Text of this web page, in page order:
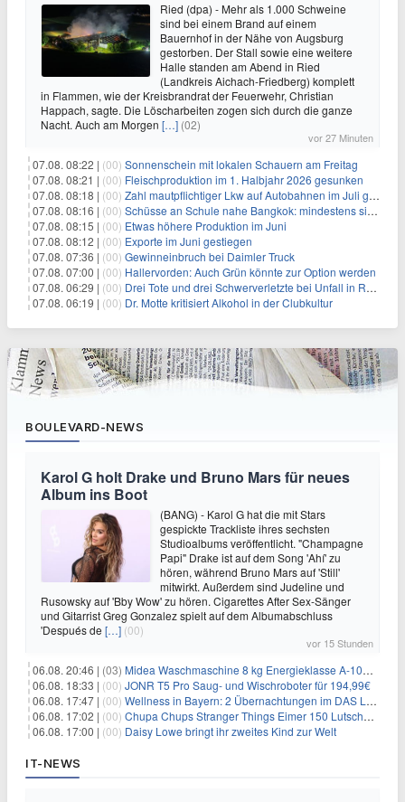
Ried (dpa) - Mehr als 1.000 Schweine
sind bei einem Brand auf einem
Bauernhof in der Nähe von Augsburg
gestorben. Der Stall sowie eine weitere
Halle standen am Abend in Ried
(Landkreis Aichach-Friedberg) komplett
in Flammen, wie der Kreisbrandrat der Feuerwehr, Christian
Happach, sagte. Die Löscharbeiten zogen sich durch die ganze
Nacht. Auch am Morgen […] (02)
vor 27 Minuten
07.08. 08:22 | (00) Sonnenschein mit lokalen Schauern am Freitag
07.08. 08:21 | (00) Fleischproduktion im 1. Halbjahr 2026 gesunken
07.08. 08:18 | (00) Zahl mautpflichtiger Lkw auf Autobahnen im Juli gestiegen
07.08. 08:16 | (00) Schüsse an Schule nahe Bangkok: mindestens sieben Tote
07.08. 08:15 | (00) Etwas höhere Produktion im Juni
07.08. 08:12 | (00) Exporte im Juni gestiegen
07.08. 07:36 | (00) Gewinneinbruch bei Daimler Truck
07.08. 07:00 | (00) Hallervorden: Auch Grün könnte zur Option werden
07.08. 06:29 | (00) Drei Tote und drei Schwerverletzte bei Unfall in Rheinland-Pfalz
07.08. 06:19 | (00) Dr. Motte kritisiert Alkohol in der Clubkultur
BOULEVARD-NEWS
Karol G holt Drake und Bruno Mars für neues
Album ins Boot
(BANG) - Karol G hat die mit Stars
gespickte Trackliste ihres sechsten
Studioalbums veröffentlicht. "Champagne
Papi" Drake ist auf dem Song 'Ahí' zu
hören, während Bruno Mars auf 'Still'
mitwirkt. Außerdem sind Judeline und
Rusowsky auf 'Bby Wow' zu hören. Cigarettes After Sex-Sänger
und Gitarrist Greg Gonzalez spielt auf dem Albumabschluss
'Después de […] (00)
vor 15 Stunden
06.08. 20:46 | (03) Midea Waschmaschine 8 kg Energieklasse A-10% 1400 U/Min für 289,97€
06.08. 18:33 | (00) JONR T5 Pro Saug- und Wischroboter für 194,99€
06.08. 17:47 | (00) Wellness in Bayern: 2 Übernachtungen im DAS LUDWIG Sports Resort inkl. HP + Wellness ab 174€ p.P.
06.08. 17:02 | (00) Chupa Chups Stranger Things Eimer 150 Lutscher für 21,95€
06.08. 17:00 | (00) Daisy Lowe bringt ihr zweites Kind zur Welt
IT-NEWS